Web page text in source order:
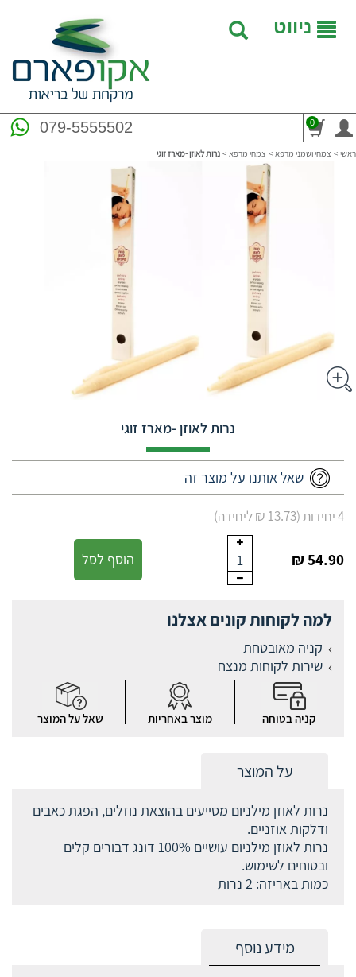
ניווט
079-5555502 0
ראשי > צמחי ושמני מרפא > צמחי מרפא > נרות לאוזן -מארז זוגי
נרות לאוזן -מארז זוגי
שאל אותנו על מוצר זה
4 יחידות (13.73 ₪ ליחידה)
54.90 ₪
1 הוסף לסל
למה לקוחות קונים אצלנו
קניה מאובטחת
שירות לקוחות מנצח
קניה בטוחה מוצר באחריות שאל על המוצר
על המוצר
נרות לאוזן מילניום מסייעים בהוצאת נוזלים, הפגת כאבים
ודלקות אוזניים.
נרות לאוזן מילניום עושיים 100% דונג דבורים קלים
ובטוחים לשימוש.
כמות באריזה: 2 נרות
מידע נוסף